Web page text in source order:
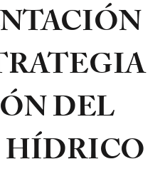
DEL
HÍDRICO